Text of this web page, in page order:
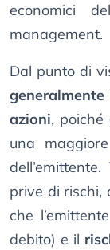
economici
management.
Dal punto di
azioni,
una
prive di rischi,
che
debito) e il